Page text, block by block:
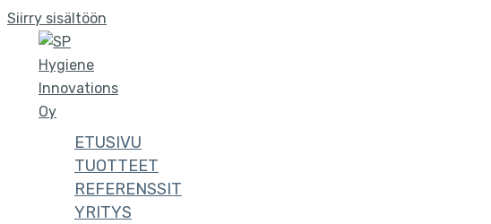
Siirry sisältöön
ETUSIVU
TUOTTEET
REFERENSSIT
YRITYS